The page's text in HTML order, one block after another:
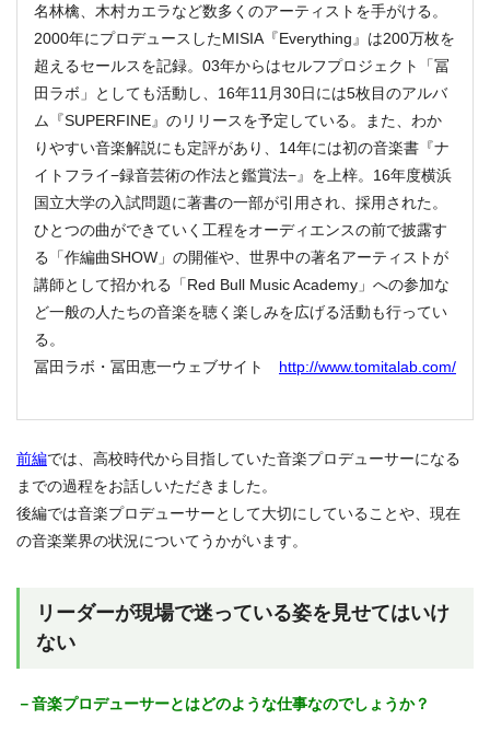
名林檎、木村カエラなど数多くのアーティストを手がける。
2000年にプロデュースしたMISIA『Everything』は200万枚を
超えるセールスを記録。03年からはセルフプロジェクト「冨
田ラボ」としても活動し、16年11月30日には5枚目のアルバ
ム『SUPERFINE』のリリースを予定している。また、わか
りやすい音楽解説にも定評があり、14年には初の音楽書『ナ
イトフライ−録音芸術の作法と鑑賞法−』を上梓。16年度横浜
国立大学の入試問題に著書の一部が引用され、採用された。
ひとつの曲ができていく工程をオーディエンスの前で披露す
る「作編曲SHOW」の開催や、世界中の著名アーティストが
講師として招かれる「Red Bull Music Academy」への参加な
ど一般の人たちの音楽を聴く楽しみを広げる活動も行ってい
る。
冨田ラボ・冨田恵一ウェブサイト http://www.tomitalab.com/
前編では、高校時代から目指していた音楽プロデューサーになる
までの過程をお話しいただきました。
後編では音楽プロデューサーとして大切にしていることや、現在
の音楽業界の状況についてうかがいます。
リーダーが現場で迷っている姿を見せてはいけ
ない
－音楽プロデューサーとはどのような仕事なのでしょうか？